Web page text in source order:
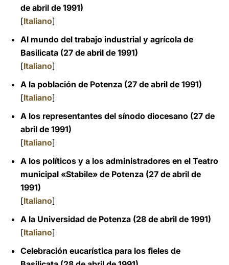
de abril de 1991)
[Italiano]
Al mundo del trabajo industrial y agrícola de
Basilicata (27 de abril de 1991)
[Italiano]
A la población de Potenza (27 de abril de 1991)
[Italiano]
A los representantes del sínodo diocesano (27 de
abril de 1991)
[Italiano]
A los políticos y a los administradores en el Teatro
municipal «Stabile» de Potenza (27 de abril de
1991)
[Italiano]
A la Universidad de Potenza (28 de abril de 1991)
[Italiano]
Celebración eucarística para los fieles de